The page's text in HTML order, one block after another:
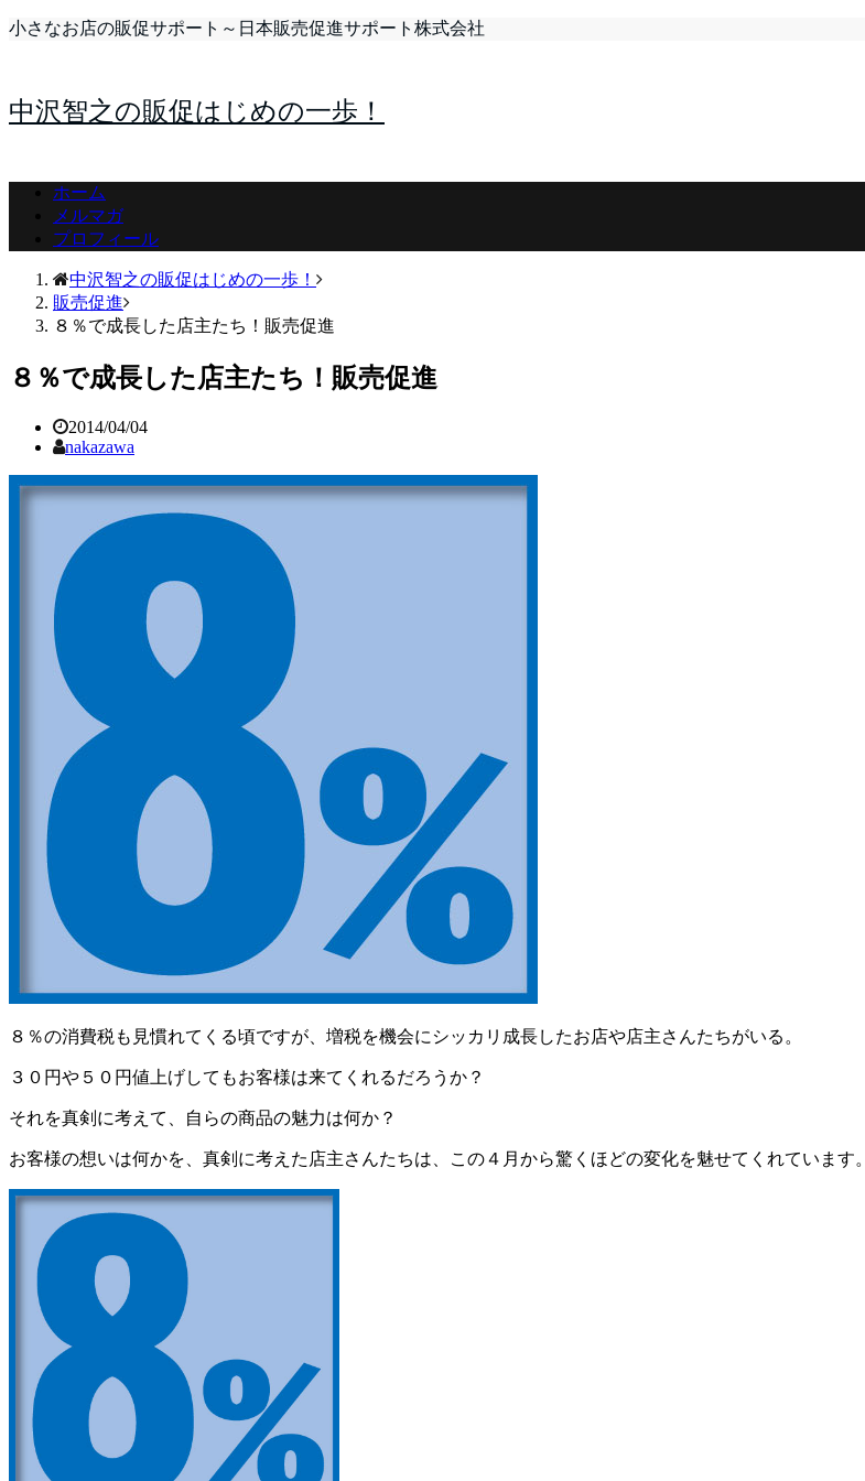
小さなお店の販促サポート～日本販売促進サポート株式会社
中沢智之の販促はじめの一歩！
ホーム
メルマガ
プロフィール
中沢智之の販促はじめの一歩！
販売促進
８％で成長した店主たち！販売促進
８％で成長した店主たち！販売促進
2014/04/04
nakazawa
８％の消費税も見慣れてくる頃ですが、増税を機会にシッカリ成長したお店や店主さんたちがいる。
３０円や５０円値上げしてもお客様は来てくれるだろうか？
それを真剣に考えて、自らの商品の魅力は何か？
お客様の想いは何かを、真剣に考えた店主さんたちは、この４月から驚くほどの変化を魅せてくれています。